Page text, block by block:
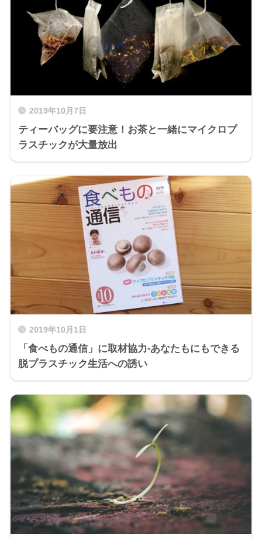
2019年10月7日
ティーバッグに要注意！お茶と一緒にマイクロプ
ラスチックが大量放出
2019年10月1日
「食べもの通信」に取材協力-あなたもにもできる
脱プラスチック生活への誘い